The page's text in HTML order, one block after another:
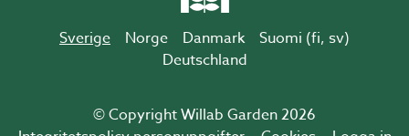
Sverige Norge Danmark Suomi (fi, sv)
Deutschland
© Copyright Willab Garden 2026